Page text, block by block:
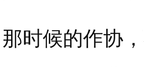
那时候的作协